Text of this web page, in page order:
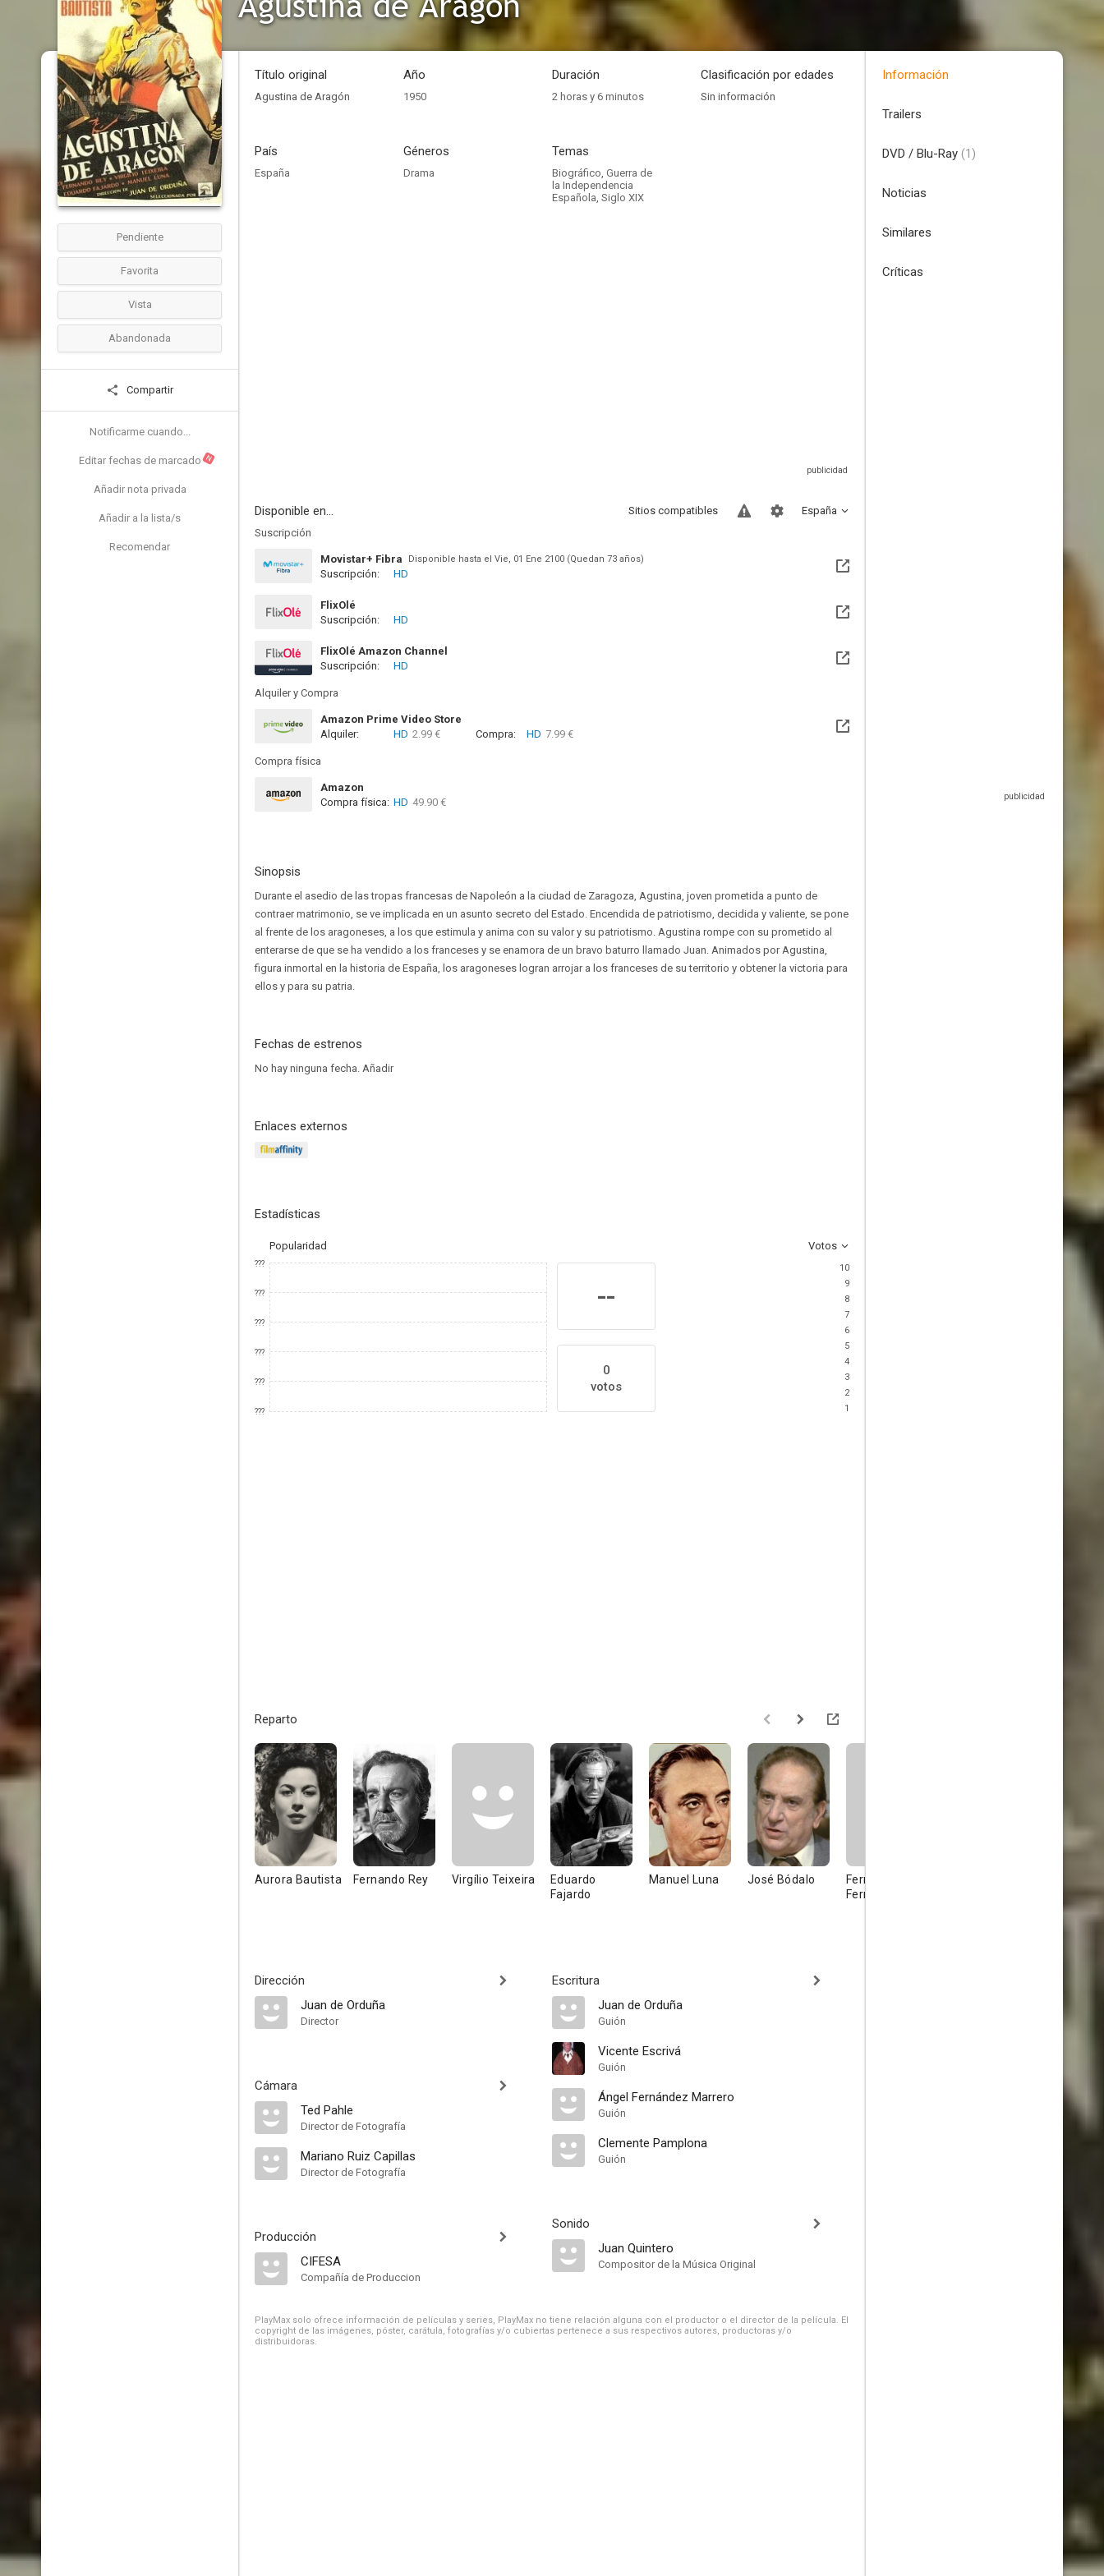
Pendiente
Favorita
Vista
Abandonada
Compartir
Notificarme cuando...
Editar fechas de marcado N
Añadir nota privada
Añadir a la lista/s
Recomendar
Título original
Agustina de Aragón
Año
1950
Duración
2 horas y 6 minutos
Clasificación por edades
Sin información
País
España
Géneros
Drama
Temas
Biográfico, Guerra de
la Independencia
Española, Siglo XIX
Disponible en... España
Sitios compatibles
Suscripción
Movistar+ Fibra Disponible hasta el Vie, 01 Ene 2100 (Quedan 73 años)
Suscripción: HD
FlixOlé
Suscripción:
HD
FlixOlé Amazon Channel
Suscripción:
HD
Alquiler y Compra
Amazon Prime Video Store
Alquiler:
HD 2.99 € Compra: HD 7.99 €
Compra física
Amazon
Compra física: HD 49.90 €
Sinopsis
Durante el asedio de las tropas francesas de Napoleón a la ciudad de Zaragoza, Agustina, joven prometida a punto de
contraer matrimonio, se ve implicada en un asunto secreto del Estado. Encendida de patriotismo, decidida y valiente, se pone
al frente de los aragoneses, a los que estimula y anima con su valor y su patriotismo. Agustina rompe con su prometido al
enterarse de que se ha vendido a los franceses y se enamora de un bravo baturro llamado Juan. Animados por Agustina,
figura inmortal en la historia de España, los aragoneses logran arrojar a los franceses de su territorio y obtener la victoria para
ellos y para su patria.
Fechas de estrenos
No hay ninguna fecha. Añadir
Enlaces externos
Estadísticas
Popularidad Votos
???
???
???
???
???
???
--
0
votos
10
9
8
7
6
5
4
3
2
1
Reparto
Aurora Bautista Fernando Rey Virgílio Teixeira
Eduardo
Fajardo
Manuel Luna José Bódalo
Fernando
Fernández de
Dirección
Juan de Orduña
Director
Cámara
Ted Pahle
Director de Fotografía
Mariano Ruiz Capillas
Director de Fotografía
Producción
CIFESA
Compañía de Produccion
Escritura
Juan de Orduña
Guión
Vicente Escrivá
Guión
Ángel Fernández Marrero
Guión
Clemente Pamplona
Guión
Sonido
Juan Quintero
Compositor de la Música Original
PlayMax solo ofrece información de películas y series, PlayMax no tiene relación alguna con el productor o el director de la película. El
copyright de las imágenes, póster, carátula, fotografías y/o cubiertas pertenece a sus respectivos autores, productoras y/o
distribuidoras.
Información
Trailers
DVD / Blu-Ray (1)
Noticias
Similares
Críticas